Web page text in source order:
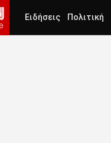
Ειδήσεις Πολιτική